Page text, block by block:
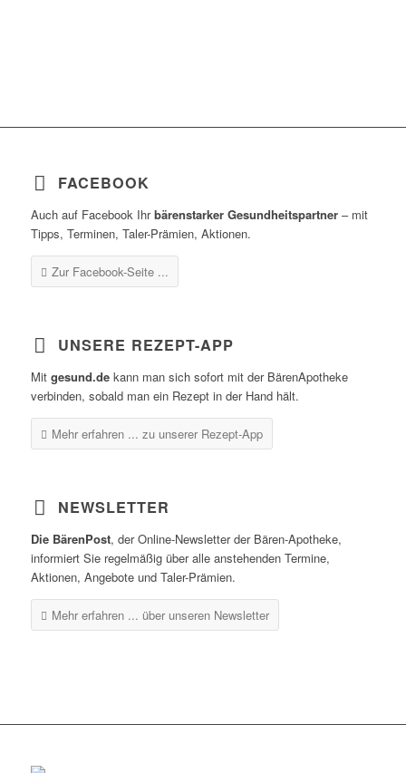
FACEBOOK
Auch auf Facebook Ihrbärenstarker Gesundheitspartner– mit
Tipps, Terminen, Taler-Prämien, Aktionen.
Zur Facebook-Seite ...
UNSERE REZEPT-APP
Mit gesund.dekann man sich sofort mit der BärenApotheke
verbinden, sobald man ein Rezept in der Hand hält.
Mehr erfahren ... zu unserer Rezept-App
NEWSLETTER
Die BärenPost, der Online-Newsletter der Bären-Apotheke,
informiert Sie regelmäßig über alle anstehenden Termine,
Aktionen, Angebote und Taler-Prämien.
Mehr erfahren ... über unseren Newsletter